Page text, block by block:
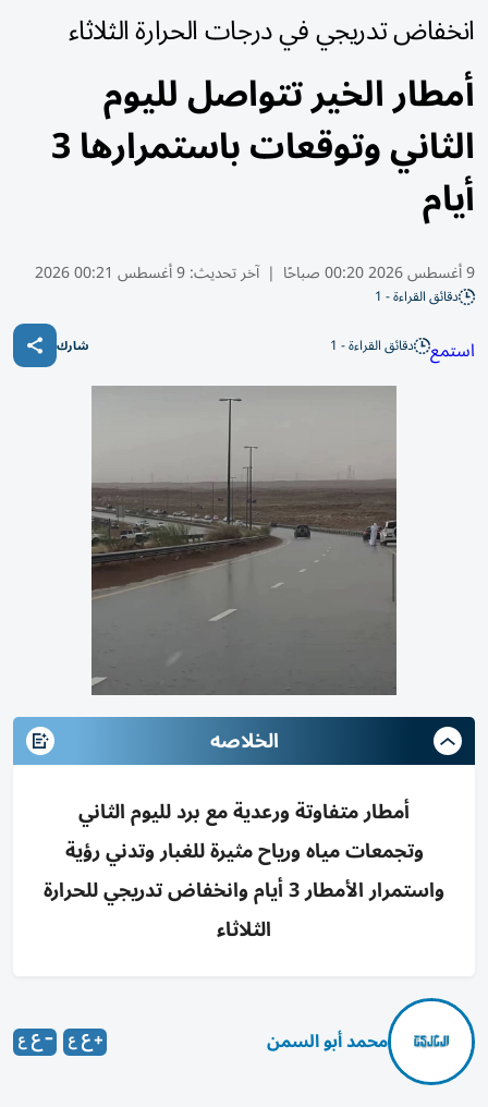
انخفاض تدريجي في درجات الحرارة الثلاثاء
أمطار الخير تتواصل لليوم
الثاني وتوقعات باستمرارها 3
أيام
9 أغسطس 2026 00:20 صباحًا | آخر تحديث:9 أغسطس 00:21 2026
دقائق القراءة - 1
استمع دقائق القراءة - 1 شارك
الخلاصه
أمطار متفاوتة ورعدية مع برد لليوم الثاني
وتجمعات مياه ورياح مثيرة للغبار وتدني رؤية
واستمرار الأمطار 3 أيام وانخفاض تدريجي للحرارة
الثلاثاء
محمد أبو السمن